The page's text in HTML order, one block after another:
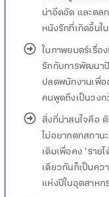
น่าอึดอัด และตล
หนังรักที่เกิดขึ้น
ในภาพยนตร์เรื่อ
รักกับการพัฒนา
ปลดพนักงานเพื่
คนพูดถึงเป็นวงก
สิ่งที่น่าสนใจคือ
ไม่อยากตกสถาน
เดิมเพื่อคง ‘ราย
เดียวกันก็เป็นค
แห่งปีในอุตสาหก